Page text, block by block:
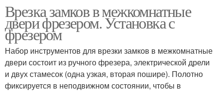
Врезка замков в межкомнатные
двери фрезером. Установка с
фрезером
Набор инструментов для врезки замков в межкомнатные
двери состоит из ручного фрезера, электрической дрели
и двух стамесок (одна узкая, вторая пошире). Полотно
фиксируется в неподвижном состоянии, чтобы в